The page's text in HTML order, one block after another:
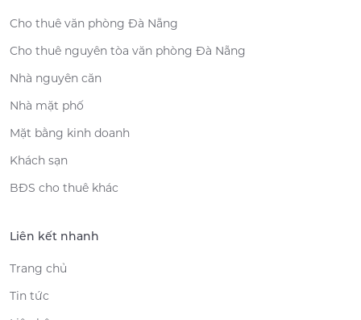
Cho thuê văn phòng Đà Nẵng
Cho thuê nguyên tòa văn phòng Đà Nẵng
Nhà nguyên căn
Nhà mặt phố
Mặt bằng kinh doanh
Khách sạn
BĐS cho thuê khác
Liên kết nhanh
Trang chủ
Tin tức